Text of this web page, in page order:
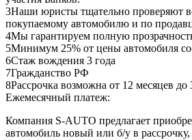
3Наши юристы тщательно проверяют
покупаемому автомобилю и по
4Мы гарантируем полную
5Минимум 25% от цены автомобиля
6Стаж вождения 3 года
7Гражданство РФ
8Рассрочка возможна от 12 месяцев до
Ежемесячный платеж:
Компания S-AUTO предлагает
автомобиль новый или б/у в